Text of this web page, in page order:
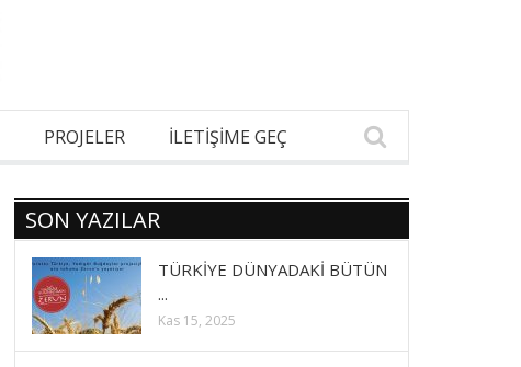
PROJELER İLETİŞİME GEÇ
SON YAZILAR
TÜRKİYE DÜNYADAKİ BÜTÜN
...
Kas 15, 2025